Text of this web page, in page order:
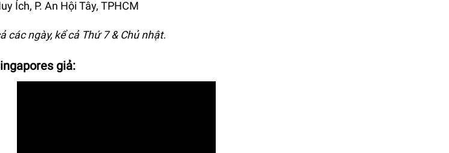
Ích, P. An Hội Tây, TPHCM
các ngày, kể cả Thứ 7 & Chủ nhật.
giả: